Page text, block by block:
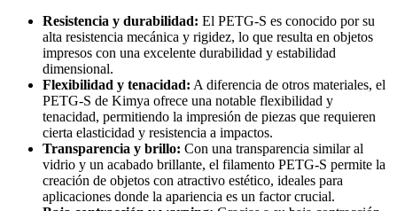
Resistencia y durabilidad: El PETG-S es conocido por su
alta resistencia mecánica y rigidez, lo que resulta en objetos
impresos con una excelente durabilidad y estabilidad
dimensional.
Flexibilidad y tenacidad: A diferencia de otros materiales, el
PETG-S de Kimya ofrece una notable flexibilidad y
tenacidad, permitiendo la impresión de piezas que requieren
cierta elasticidad y resistencia a impactos.
Transparencia y brillo: Con una transparencia similar al
vidrio y un acabado brillante, el filamento PETG-S permite la
creación de objetos con atractivo estético, ideales para
aplicaciones donde la apariencia es un factor crucial.